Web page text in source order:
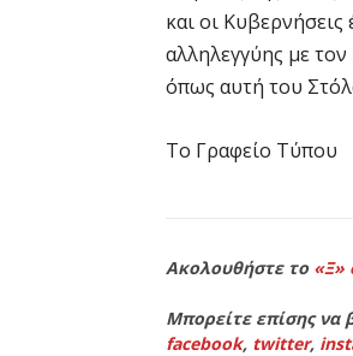
και οι
αλληλεγγύης με
όπως αυτή του
To Γραφείο Τύπου
Ακολουθήστε το «Ξ»
Μπορείτε επίσης να
facebook, twitter,